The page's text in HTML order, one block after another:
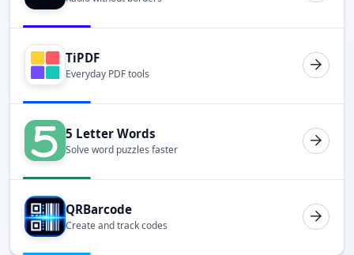
TiPDF
Everyday PDF tools
5 Letter Words
Solve word puzzles faster
QRBarcode
Create and track codes